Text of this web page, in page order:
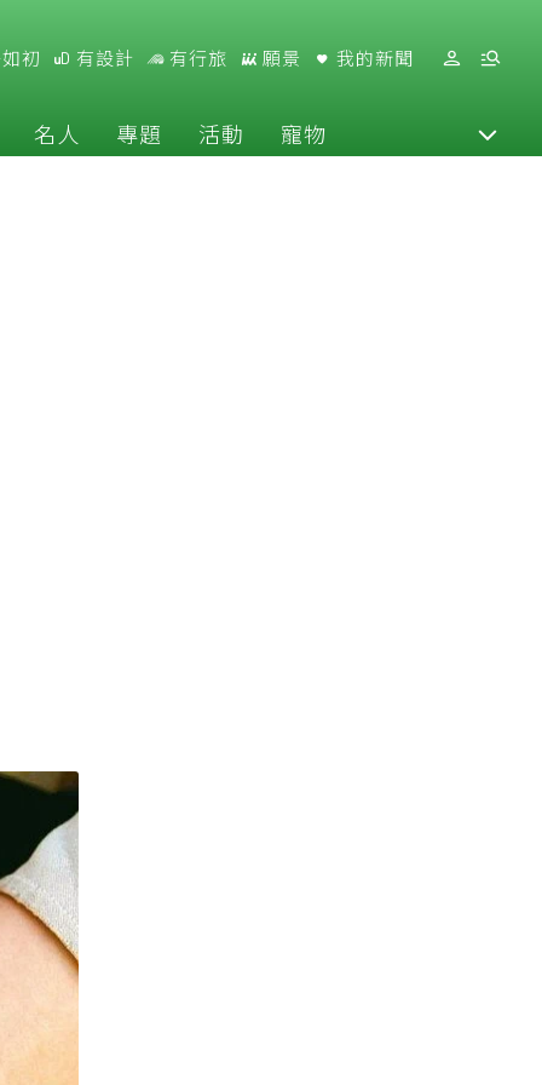
初 有設計 有行旅 願景 我的新聞
名人 專題 活動 寵物